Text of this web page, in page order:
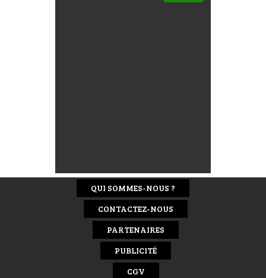
QUI SOMMES-NOUS ?
CONTACTEZ-NOUS
PARTENAIRES
PUBLICITÉ
CGV